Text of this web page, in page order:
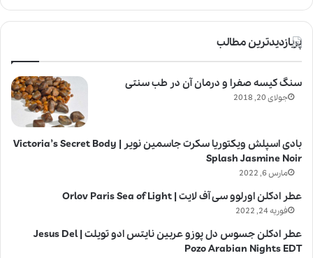
پربازدیدترین مطالب
سنگ کیسه صفرا و درمان آن در طب سنتی
جولای 20, 2018
بادی اسپلش ویکتوریا سکرت جاسمین نویر | Victoria’s Secret Body
Splash Jasmine Noir
مارس 6, 2022
عطر ادکلن اورلوو سی آف لایت | Orlov Paris Sea of Light
فوریه 24, 2022
عطر ادکلن جسوس دل پوزو عربین نایتس ادو تویلت | Jesus Del
Pozo Arabian Nights EDT